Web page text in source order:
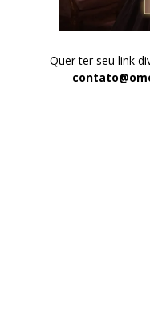
Quer ter seu link